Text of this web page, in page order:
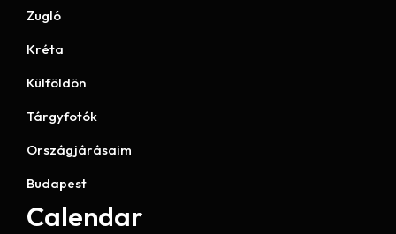
Zugló
Kréta
Külföldön
Tárgyfotók
Országjárásaim
Budapest
Calendar